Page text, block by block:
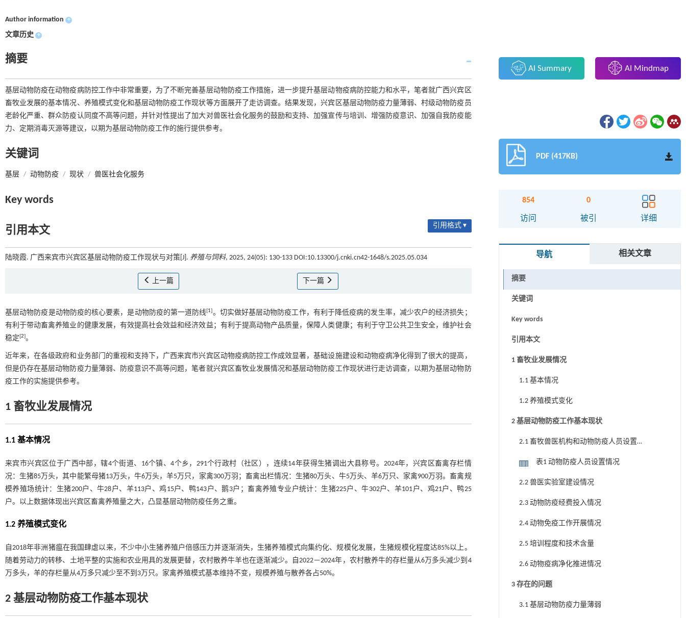
Author information +
文章历史 +
摘要
基层动物防疫在动物疫病防控工作中非常重要，为了不断完善基层动物防疫工作措施，进一步提升基层动物疫病防控能力和水平，笔者就广西兴宾区
畜牧业发展的基本情况、养殖模式变化和基层动物防疫工作现状等方面展开了走访调查。结果发现，兴宾区基层动物防疫力量薄弱、村级动物防疫员
老龄化严重、群众防疫认同度不高等问题，并针对性提出了加大对兽医社会化服务的鼓励和支持、加强宣传与培训、增强防疫意识、加强自我防疫能
力、定期消毒灭源等建议，以期为基层动物防疫工作的施行提供参考。
关键词
基层 / 动物防疫 / 现状 / 兽医社会化服务
Key words
引用本文 引用格式 ▾
陆晓霞. 广西来宾市兴宾区基层动物防疫工作现状与对策[J]. 养殖与饲料, 2025, 24(05): 130-133 DOI:10.13300/j.cnki.cn42-1648/s.2025.05.034
上一篇 下一篇
基层动物防疫是动物防疫的核心要素，是动物防疫的第一道防线[1]。切实做好基层动物防疫工作，有利于降低疫病的发生率，减少农户的经济损失；
有利于带动畜禽养殖业的健康发展，有效提高社会效益和经济效益；有利于提高动物产品质量，保障人类健康；有利于守卫公共卫生安全，维护社会
稳定[2]。
近年来，在各级政府和业务部门的重视和支持下，广西来宾市兴宾区动物疫病防控工作成效显著，基础设施建设和动物疫病净化得到了很大的提高，
但是仍存在基层动物防疫力量薄弱、防疫意识不高等问题，笔者就兴宾区畜牧业发展情况和基层动物防疫工作现状进行走访调查，以期为基层动物防
疫工作的实施提供参考。
1 畜牧业发展情况
1.1 基本情况
来宾市兴宾区位于广西中部，辖4个街道、16个镇、4个乡，291个行政村（社区），连续14年获得生猪调出大县称号。2024年，兴宾区畜禽存栏情
况：生猪85万头，其中能繁母猪13万头，牛6万头，羊5万只，家禽300万羽；畜禽出栏情况：生猪80万头、牛5万头、羊6万只、家禽900万羽。畜禽规
模养殖场统计：生猪200户、牛28户、羊113户、鸡15户、鸭143户、鹅3户；畜禽养殖专业户统计：生猪225户、牛302户、羊101户、鸡21户、鸭25
户。以上数据体现出兴宾区畜禽养殖量之大，凸显基层动物防疫任务之重。
1.2 养殖模式变化
自2018年非洲猪瘟在我国肆虐以来，不少中小生猪养殖户倍感压力并逐渐消失，生猪养殖模式向集约化、规模化发展，生猪规模化程度达85%以上。
随着劳动力的转移、土地平整的实施和农业用具的发展更替，农村散养牛羊也在逐渐减少。自2022－2024年，农村散养牛的存栏量从6万多头减少到4
万多头，羊的存栏量从4万多只减少至不到3万只。家禽养殖模式基本维持不变，规模养殖与散养各占50%。
2 基层动物防疫工作基本现状
AI Summary AI Mindmap
PDF (417KB)
854
访问
0
被引 详细
导航 相关文章
摘要
关键词
Key words
引用本文
1 畜牧业发展情况
1.1 基本情况
1.2 养殖模式变化
2 基层动物防疫工作基本现状
2.1 畜牧兽医机构和动物防疫人员设置
表1 动物防疫人员设置情况
2.2 兽医实验室建设情况
2.3 动物防疫经费投入情况
2.4 动物免疫工作开展情况
2.5 培训程度和技术含量
2.6 动物疫病净化推进情况
3 存在的问题
3.1 基层动物防疫力量薄弱